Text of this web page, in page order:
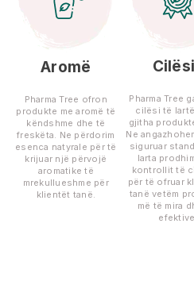
Aromë
Pharma Tree ofron
produkte me aromë të
këndshme dhe të
freskëta. Ne përdorim
esenca natyrale për të
krijuar një përvojë
aromatike të
mrekullueshme për
klientët tanë.
Pharma Tree
cilësi të
gjitha
Ne
siguruar
larta
kontrollit të
për të ofruar
tanë vetëm
më të mira
efektive.